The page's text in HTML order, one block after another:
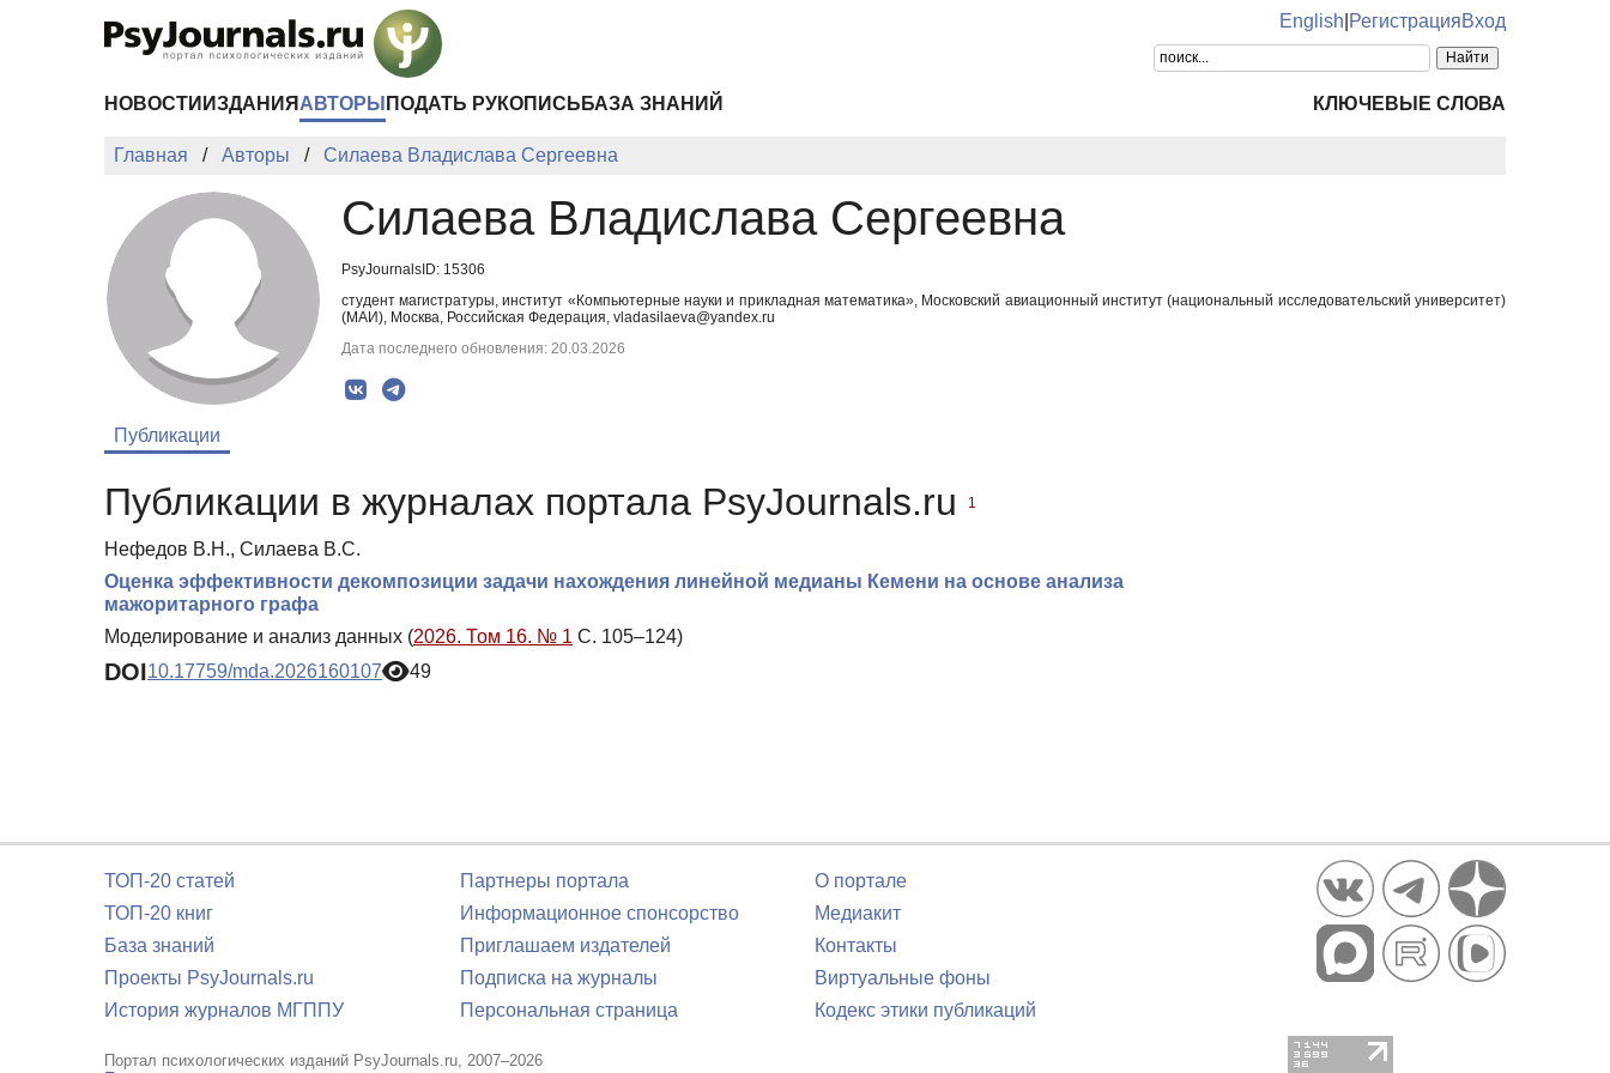
English РегистрацияВход
НОВОСТИ ИЗДАНИЯ АВТОРЫ ПОДАТЬ РУКОПИСЬ БАЗА ЗНАНИЙ КЛЮЧЕВЫЕ СЛОВА
Главная Авторы Силаева Владислава Сергеевна
Силаева Владислава Сергеевна
PsyJournalsID: 15306
студент магистратуры, институт «Компьютерные науки и прикладная математика», Московский авиационный институт (национальный исследовательский университет)
(МАИ), Москва, Российская Федерация, vladasilaeva@yandex.ru
Дата последнего обновления: 20.03.2026
Публикации
Публикации в журналах портала PsyJournals.ru 1
Нефедов В.Н., Силаева В.С.
Оценка эффективности декомпозиции задачи нахождения линейной медианы Кемени на основе анализа
мажоритарного графа
Моделирование и анализ данных (2026. Том 16. № 1 С. 105–124)
DOI10.17759/mda.2026160107 49
ТОП-20 статей
ТОП-20 книг
База знаний
Проекты PsyJournals.ru
История журналов МГППУ
Партнеры портала
Информационное спонсорство
Приглашаем издателей
Подписка на журналы
Персональная страница
О портале
Медиакит
Контакты
Виртуальные фоны
Кодекс этики публикаций
Портал психологических изданий PsyJournals.ru, 2007–2026